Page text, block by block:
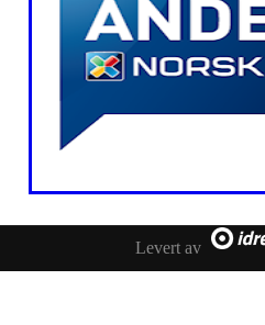
Levert av